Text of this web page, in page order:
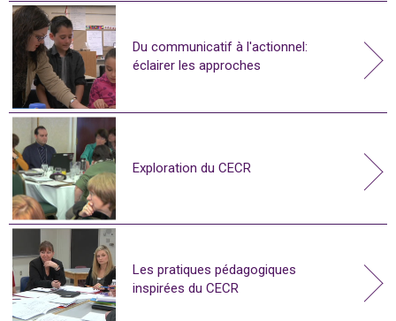
Du communicatif à l'actionnel:
éclairer les approches
Exploration du CECR
Les pratiques pédagogiques
inspirées du CECR